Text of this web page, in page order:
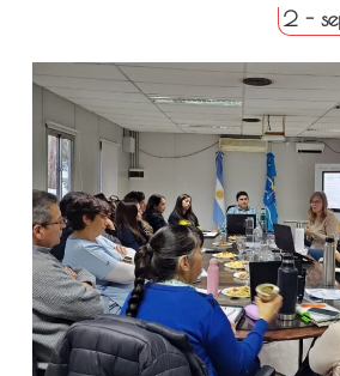
2 -